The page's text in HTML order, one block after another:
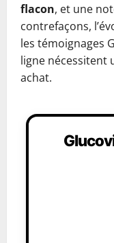
flacon, et une
contrefaçons,
les témoignages
ligne nécessitent
achat.